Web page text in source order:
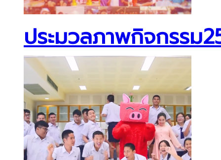
ประมวลภาพกิจกรรม